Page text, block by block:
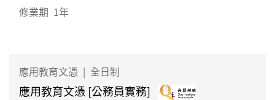
修業期 1年
應用教育文憑 | 全日制
應用教育文憑 [公務員實務]